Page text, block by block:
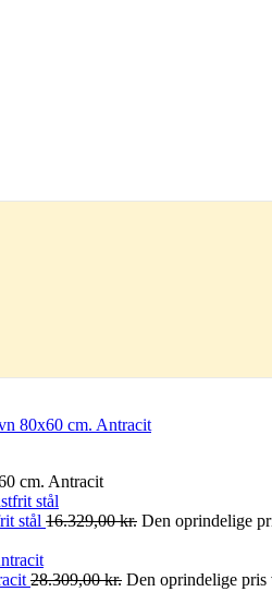
cm. Antracit
stål 16.329,00kr. Den oprindelige
28.309,00kr. Den oprindelige pris